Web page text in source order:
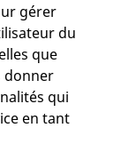
gérer
du
que
donner
qui
en tant